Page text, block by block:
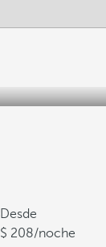
Desde
208/noche